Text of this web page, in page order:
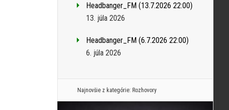
Headbanger_FM (13.7.2026 22:00)
13. júla 2026
Headbanger_FM (6.7.2026 22:00)
6. júla 2026
Najnovšie z kategórie: Rozhovory